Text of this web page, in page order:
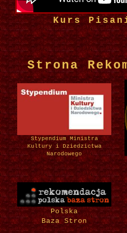
Kurs
Strona
Stypendium Ministra
Kultury i Dziedzictwa
Narodowego
Polska
Baza Stron